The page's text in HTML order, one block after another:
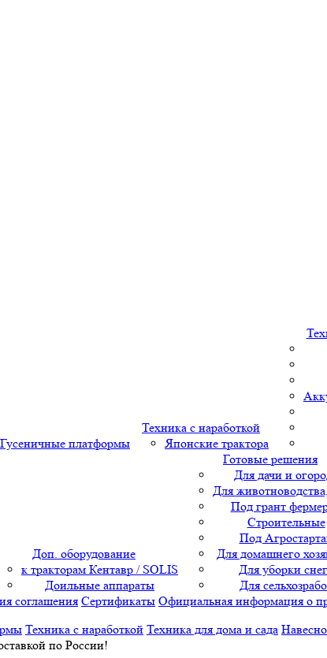
Гусеничные платформы
Техника с наработкой
Японские трактора
Доп. оборудование
к тракторам Кентавр / SOLIS
Доильные аппараты
Готовые решения
Для дачи и
Для
Под грант
Строительные
Под
Для домашнего
Для уборки
Для
соглашения Сертификаты Официальная информация о
Техника с наработкой Техника для дома и сада
по России!